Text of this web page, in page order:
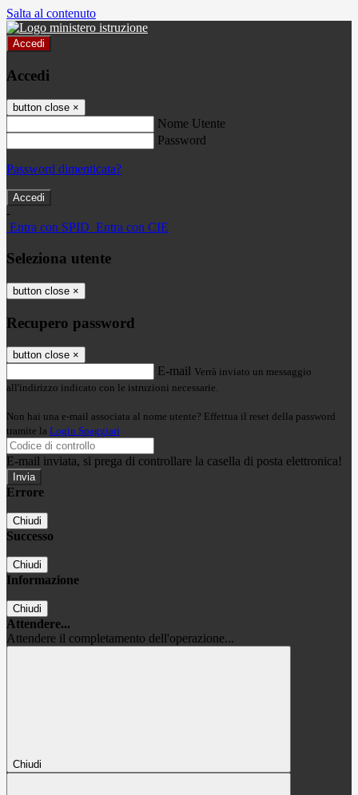
Salta al contenuto
Accedi
Accedi
button close ×
Nome Utente
Password
Password dimenticata?
-
Entra con SPID Entra con CIE
Seleziona utente
button close ×
Recupero password
button close ×
E-mail Verrà inviato un messaggio
all'indirizzo indicato con le istruzioni necessarie.
Non hai una e-mail associata al nome utente? Effettua il reset della password
tramite la Login Spaggiari
E-mail inviata, si prega di controllare la casella di posta elettronica!
Errore
Chiudi
Successo
Chiudi
Informazione
Chiudi
Attendere...
Attendere il completamento dell'operazione...
Chiudi